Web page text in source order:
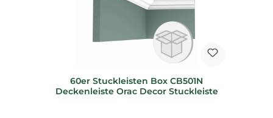
60er Stuckleisten Box CB501N
Deckenleiste Orac Decor Stuckleiste